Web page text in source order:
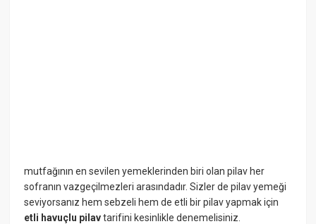
mutfağının en sevilen yemeklerinden biri olan pilav her
sofranın vazgeçilmezleri arasındadır. Sizler de pilav yemeği
seviyorsanız hem sebzeli hem de etli bir pilav yapmak için
etli havuçlu pilavtarifini kesinlikle denemelisiniz.